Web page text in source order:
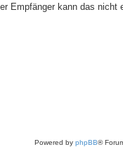
Empfänger kann das nicht
Powered by phpBB®